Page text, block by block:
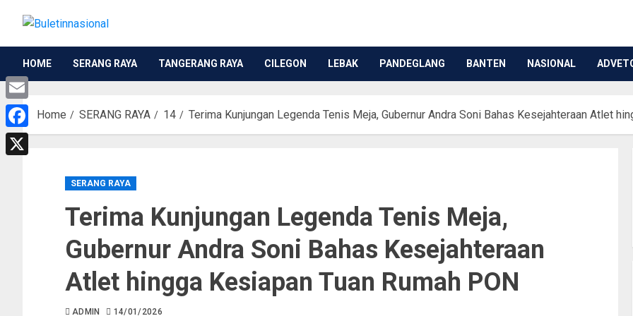
HOME SERANG RAYA TANGERANG RAYA CILEGON LEBAK PANDEGLANG BANTEN NASIONAL
Home SERANG RAYA 14 Terima Kunjungan Legenda Tenis Meja, Gubernur Andra Soni Bahas Kesejahteraan Atlet
SERANG RAYA
Terima Kunjungan Legenda Tenis Meja,
Gubernur Andra Soni Bahas Kesejahteraan
Atlet hingga Kesiapan Tuan Rumah PON
ADMIN 14/01/2026
Email
Facebook